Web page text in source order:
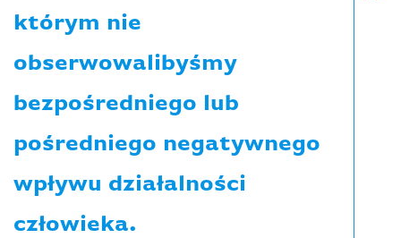
którym nie
obserwowalibyśmy
bezpośredniego lub
pośredniego negatywnego
wpływu działalności
człowieka.